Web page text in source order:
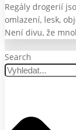
Regály drogerií
omlazení, lesk,
Není divu, že
Search